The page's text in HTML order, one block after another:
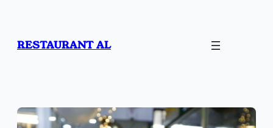
contenido
RESTAURANT AL